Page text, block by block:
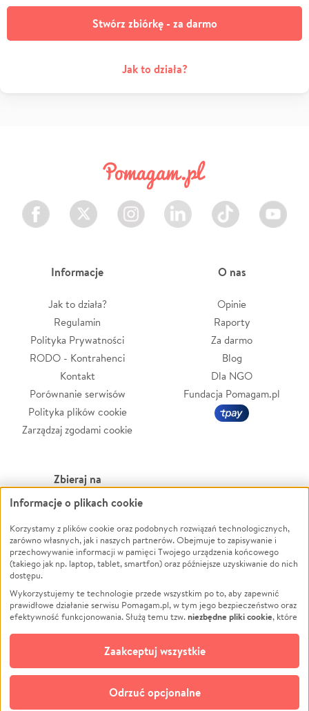
Stwórz zbiórkę - za darmo
Jak to działa?
Facebook Twitter Instagram LinkedIn TikTok Youtube
Informacje
Jak to działa?
Regulamin
Polityka Prywatności
RODO - Kontrahenci
Kontakt
Porównanie serwisów
Polityka plików cookie
Zarządzaj zgodami cookie
O nas
Opinie
Raporty
Za darmo
Blog
Dla NGO
Fundacja Pomagam.pl
Zbieraj na
Leczenie
Zwierzęta
Pożar
Ukraina
Pomoc Finansowa
Projekty
Pogrzeb
Społeczność lokalna
Kultura
Powódź
Wichura
NGO
Edukacja
Podróż
Impreza
Ochrona środowiska
Biznes
Informacje o plikach cookie
Korzystamy z plików cookie oraz podobnych rozwiązań technologicznych,
zarówno własnych, jak i naszych partnerów. Obejmuje to zapisywanie i
przechowywanie informacji w pamięci Twojego urządzenia końcowego
(takiego jak np. laptop, tablet, smartfon) oraz późniejsze uzyskiwanie do nich
dostępu.
Wykorzystujemy te technologie przede wszystkim po to, aby zapewnić
prawidłowe działanie serwisu Pomagam.pl, w tym jego bezpieczeństwo oraz
efektywność funkcjonowania. Służą temu tzw.niezbędne pliki cookie, które
opcjonalnych plików cookie
technologii do celów analitycznych i retargetingowych. Możesz wyrazić
zgodę na ich stosowanie lub jej odmówić. W dowolnym momencie masz
możliwość zmiany swoich preferencji na stronie „Zarządzaj zgodami cookie”,
do której link znajdziesz w stopce serwisu Pomagam.pl. Opcjonalne pliki
cookie wykorzystywane są w następujących celach:
Odrzuć opcjonalne
Zaakceptuj wszystkie